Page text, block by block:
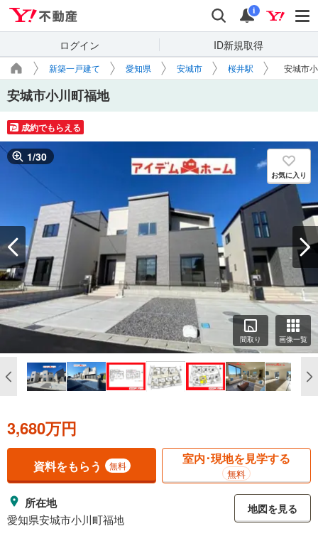
検索 通知
i
ログイン ID新規取得
新築一戸建て 愛知県 安城市 桜井駅 安城市
安城市小川町福地
成約でもらえる
1/30
お気に入り
間取り 画像一覧
3,680万円
資料をもらう 無料 室内･現地を見学する
無料
所在地
愛知県安城市小川町福地
地図を見る